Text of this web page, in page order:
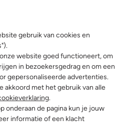
gebruik van cookies en
website goed functioneert, om
in bezoekersgedrag en om een
gepersonaliseerde advertenties.
akkoord met het gebruik van alle
.
onderaan de pagina kun je jouw
informatie of een klacht